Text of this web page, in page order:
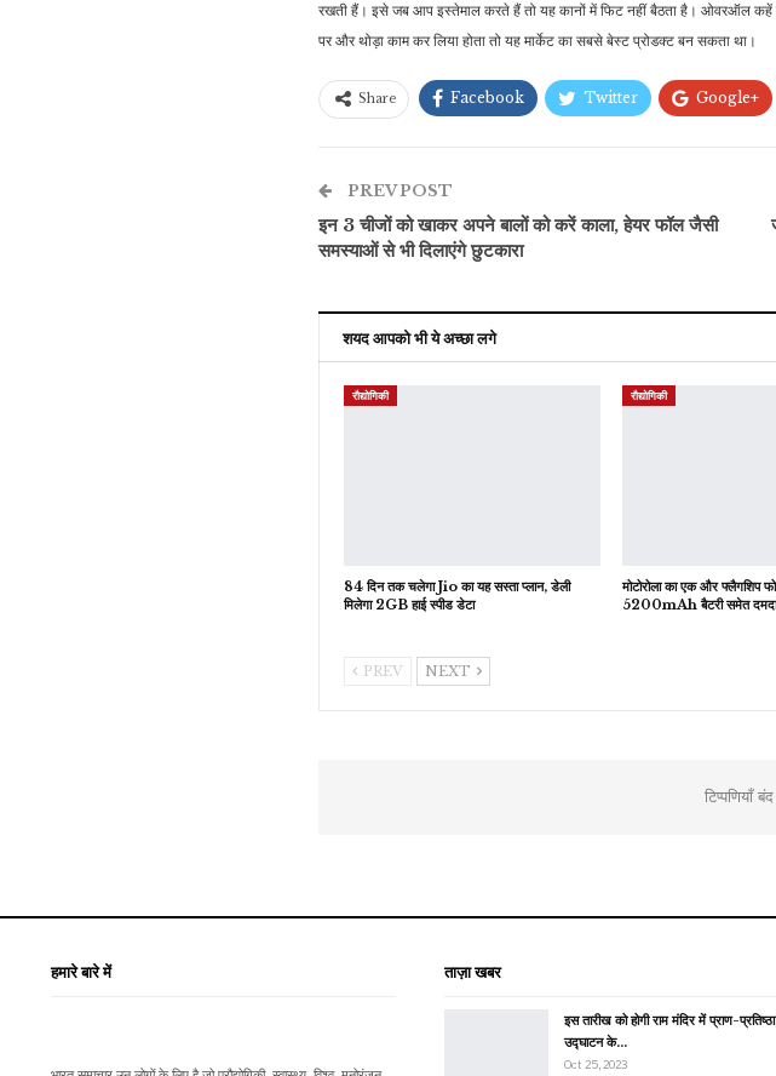
रखती हैं। इसे जब आप इस्तेमाल करते हैं तो यह कानों में फिट नहीं बैठता है। ओवरऑल
पर और थोड़ा काम कर लिया होता तो यह मार्केट का सबसे बेस्ट प्रोडक्ट बन सकता था।
Share Facebook Twitter Google+
PREV POST
इन 3 चीजों को खाकर अपने बालों को करें काला, हेयर फॉल जैसी
समस्याओं से भी दिलाएंगे छुटकारा
शयद आपको भी ये अच्छा लगे
रौद्योगिकी
84 दिन तक चलेगा Jio का यह सस्ता प्लान, डेली
मिलेगा 2GB हाई स्पीड डेटा
रौद्योगिकी
मोटोरोला का एक और फ्लैगशिप
5200mAh बैटरी समेत
PREV NEXT
टिप्पणियाँ
हमारे बारे में ताज़ा खबर
इस तारीख को होगी राम मंदिर में प्राण-
उद्घाटन के…
Oct 25, 2023